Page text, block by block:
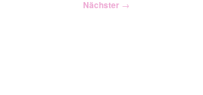
Nächster →